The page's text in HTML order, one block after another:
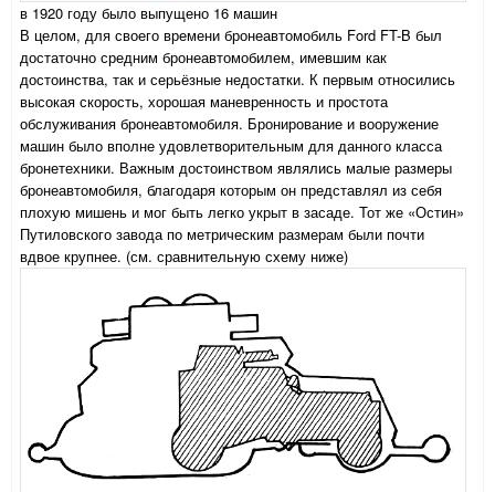
в 1920 году было выпущено 16 машин
В целом, для своего времени бронеавтомобиль Ford FT-B был
достаточно средним бронеавтомобилем, имевшим как
достоинства, так и серьёзные недостатки. К первым относились
высокая скорость, хорошая маневренность и простота
обслуживания бронеавтомобиля. Бронирование и вооружение
машин было вполне удовлетворительным для данного класса
бронетехники. Важным достоинством являлись малые размеры
бронеавтомобиля, благодаря которым он представлял из себя
плохую мишень и мог быть легко укрыт в засаде. Тот же «Остин»
Путиловского завода по метрическим размерам были почти
вдвое крупнее. (см. сравнительную схему ниже)